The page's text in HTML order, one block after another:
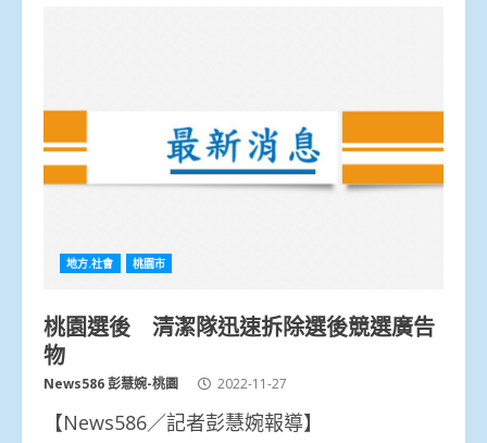
地方.社會 桃園市
桃園選後 清潔隊迅速拆除選後競選廣告
物
News586 彭慧婉-桃園 2022-11-27
【News586／記者彭慧婉報導】